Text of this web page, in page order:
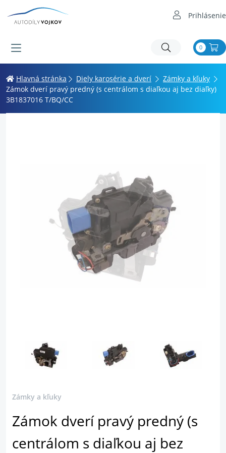
Prihlásenie
0
Hlavná stránka Diely karosérie a dverí
Zámky a kľuky
Zámok dverí pravý predný (s centrálom s diaľkou aj bez diaľky)
3B1837016 T/BQ/CC
Zámky a kľuky
Zámok dverí pravý predný (s
centrálom s diaľkou aj bez